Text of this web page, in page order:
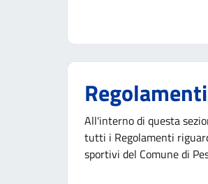
All'interno di questa
tutti i Regolamenti
sportivi del Comune di